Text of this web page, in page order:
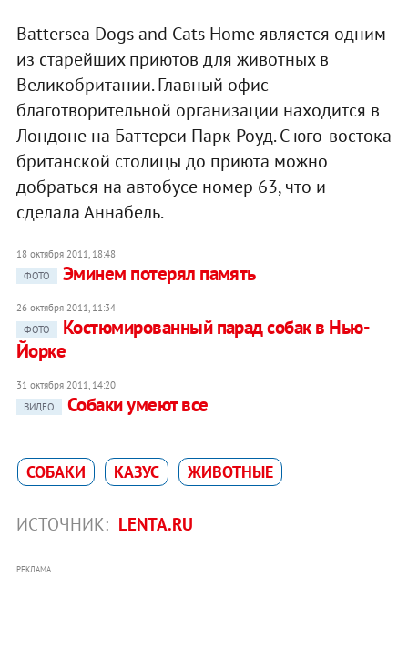
Battersea Dogs and Cats Home является одним
из старейших приютов для животных в
Великобритании. Главный офис
благотворительной организации находится в
Лондоне на Баттерси Парк Роуд. С юго-востока
британской столицы до приюта можно
добраться на автобусе номер 63, что и
сделала Аннабель.
18 октября 2011, 18:48
ФОТО
Эминем потерял память
26 октября 2011, 11:34
ФОТО
Костюмированный парад собак в Нью-
Йорке
31 октября 2011, 14:20
ВИДЕО
Собаки умеют все
СОБАКИ КАЗУС ЖИВОТНЫЕ
ИСТОЧНИК: LENTA.RU
РЕКЛАМА